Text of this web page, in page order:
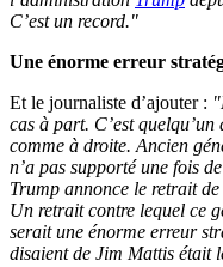
C’est un record."
Une énorme erreur
Et le journaliste d’ajouter :
cas à part. C’est quelqu’un
comme à droite. Ancien
n’a pas supporté une fois
Trump annonce le retrait
Un retrait contre lequel ce
serait une énorme erreur
disaient de Jim Mattis était